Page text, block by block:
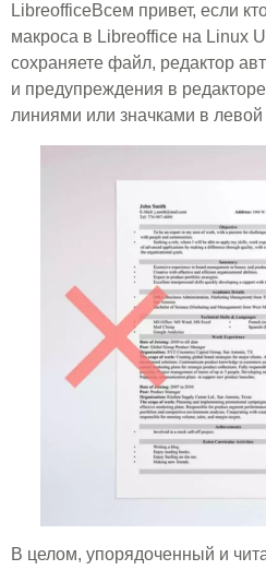
LibreofficeВсем привет, если
макроса в Libreoffice на Linux
сохраняете файл, редактор
и предупреждения в
линиями или значками в левой
В целом, упорядоченный и